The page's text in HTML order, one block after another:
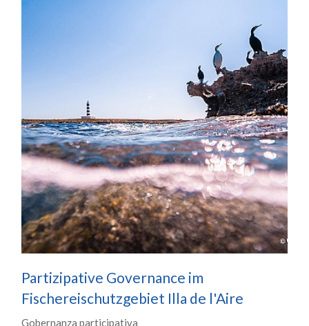
Partizipative Governance im
Fischereischutzgebiet Illa de l'Aire
Gobernanza participativa